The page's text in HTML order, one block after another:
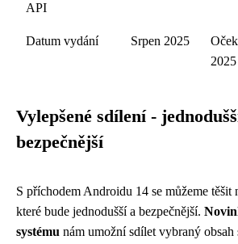
API
Datum vydání Srpen 2025
2025
Vylepšené sdílení -
bezpečnější
S příchodem Androidu 14 se můžeme těšit
které bude jednodušší a bezpečnější.
systému nám umožní sdílet vybraný obsah